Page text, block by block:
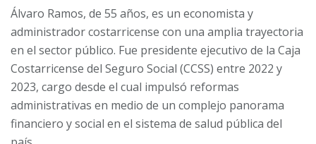
Álvaro Ramos, de 55 años, es un economista y
administrador costarricense con una amplia trayectoria
en el sector público. Fue presidente ejecutivo de la Caja
Costarricense del Seguro Social (CCSS) entre 2022 y
2023, cargo desde el cual impulsó reformas
administrativas en medio de un complejo panorama
financiero y social en el sistema de salud pública del